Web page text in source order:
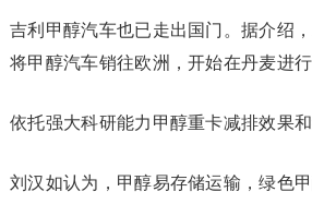
吉利甲醇汽车也已走出国门。据介绍
将甲醇汽车销往欧洲，开始在丹麦进行
依托强大科研能力甲醇重卡减排效果
刘汉如认为，甲醇易存储运输，绿色